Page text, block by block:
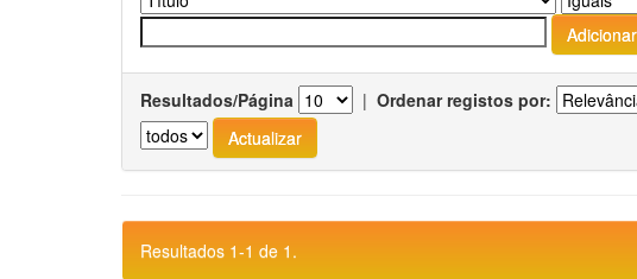
Resultados/Página | Ordenar registos por:
Resultados 1-1 de 1.